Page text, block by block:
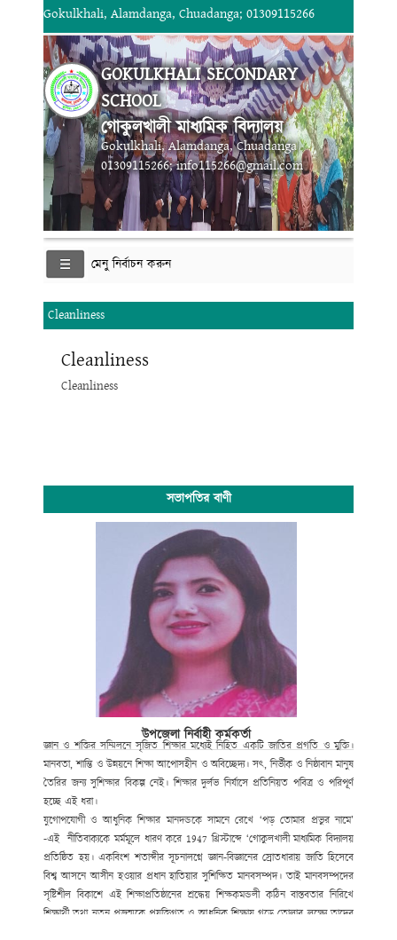
Gokulkhali, Alamdanga, Chuadanga; 01309115266
GOKULKHALI SECONDARY
SCHOOL
গোকুলখালী মাধ্যমিক বিদ্যালয়
Gokulkhali, Alamdanga, Chuadanga
01309115266; info115266@gmail.com
মেনু নির্বাচন করুন
Cleanliness
Cleanliness
Cleanliness
সভাপতির বাণী
উপজেলা নির্বাহী কর্মকর্তা
জ্ঞান ও শক্তির সম্মিলনে সৃজিত শিক্ষার মধ্যেই নিহিত একটি জাতির প্রগতি ও মুক্তি।
মানবতা, শান্তি ও উন্নয়নে শিক্ষা আপোসহীন ও অবিচ্ছেদ্য। সৎ, নির্ভীক ও নিষ্ঠাবান মানুষ
তৈরির জন্য সুশিক্ষার বিকল্প নেই। শিক্ষার দুর্লভ নির্যাসে প্রতিনিয়ত পবিত্র ও পরিপূর্ণ
হচ্ছে এই ধরা।
যুগোপযোগী ও আধুনিক শিক্ষার মানদন্ডকে সামনে রেখে ‘পড় তোমার প্রভুর নামে’
-এই নীতিবাক্যকে মর্মমূলে ধারণ করে1947 খ্রিস্টাব্দে ‘গোকুলখালী মাধ্যমিক বিদ্যালয়
প্রতিষ্ঠিত হয়। একবিংশ শতাব্দীর সূচনালগ্নে জ্ঞান-বিজ্ঞানের স্রোতধারায় জাতি হিসেবে
বিশ্ব আসনে আসীন হওয়ার প্রধান হাতিয়ার সুশিক্ষিত মানবসম্পদ। তাই মানবসম্পদের
সৃষ্টিশীল বিকাশে এই শিক্ষাপ্রতিষ্ঠানের শ্রদ্ধেয় শিক্ষকমন্ডলী কঠিন বাস্তবতার নিরিখে
শিক্ষার্থী তথা নতুন প্রজন্মকে প্রযুক্তিগত ও আধুনিক শিক্ষায় গড়ে তোলার লক্ষ্যে তাদের